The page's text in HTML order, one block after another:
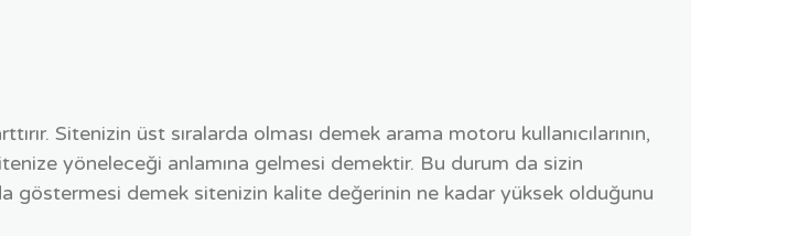
Sitenizin üst sıralarda olması demek arama motoru kullanıcılarının,
yöneleceği anlamına gelmesi demektir. Bu durum da sizin
göstermesi demek sitenizin kalite değerinin ne kadar yüksek olduğunu